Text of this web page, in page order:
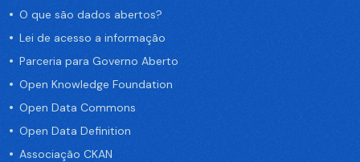
O que são dados abertos?
Lei de acesso a informação
Parceria para Governo Aberto
Open Knowledge Foundation
Open Data Commons
Open Data Definition
Associação CKAN